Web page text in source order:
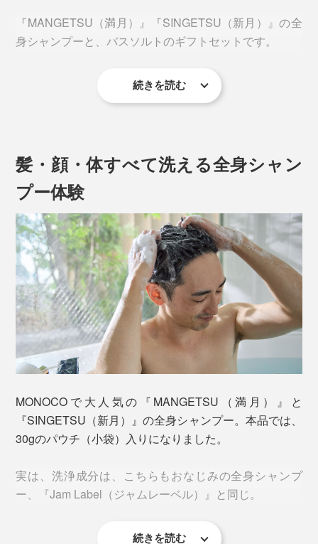
『MANGETSU（満月）』『SINGETSU（新月）』の全
身シャンプーと、バスソルトのギフトセットです。
グリーンや果実、花といった、自然に包まれるような、
ほのかな香り。
シャンプー一つで、頭からつま先まで、全身いっぺんに
洗えて、肌も髪もしっとり。バスソルトを溶かした、ミ
ネラル豊富な湯に浸かれば、体中のめぐりがよくなっ
て、ホッカホカに。
う。
続きを読む
髪・顔・体すべて洗える全身シャン
プー体験
MONOCOで大人気の『MANGETSU（満月）』と
『SINGETSU（新月）』の全身シャンプー。本品では、
30gのパウチ（小袋）入りになりました。
実は、洗浄成分は、こちらもおなじみの全身シャンプ
ー、『Jam Label（ジャムレーベル）』と同じ。
続きを読む